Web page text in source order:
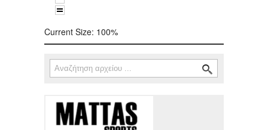
Current Size: 100%
Φόρμα αναζήτησης
Αναζήτηση